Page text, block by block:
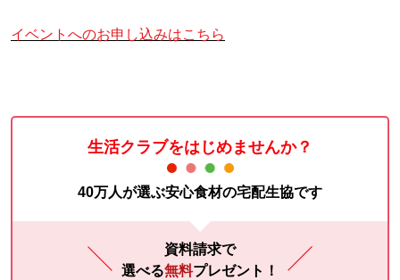
イベントへのお申し込みはこちら
生活クラブをはじめませんか？
40万人が選ぶ安心食材の宅配生協です
資料請求で
選べる無料プレゼント！